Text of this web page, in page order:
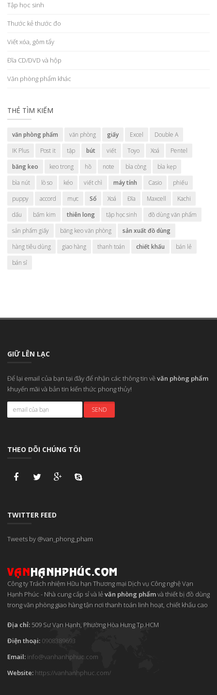
Tập học sinh
Thước kẻ thước đo
Viết xóa, gôm tẩy
Đĩa CD/DVD và hộp
Văn phòng phẩm khác
THẺ TÌM KIẾM
văn phòng phẩm văn phòng giấy Excel
Double A
IK Plus
Post it tập bút viết Toyo Xoá
Pentel
băng keo
keo trong hồ note bìa còng
bìa kẹp
bìa nút
lò so kéo viết chì máy tính Casio
phiếu
puppy
accord mực Sổ Xoá Đĩa Maxcell
Kachi
dấu
bấm kim thiên long tập học sinh
đồ dùng văn phẩm
sản phẩm giấy
băng keo văn phòng
sản xuất đồ dùng
hàng tiêu dùng
giao hàng thanh toán chiết khấu
bán lẻ
bán sỉ
GIỮ LÊN LẠC
Để lại email của bạn tại đây để nhận các thông tin vềvăn phòng phẩm
khuyến mãi và bản tin kiến thức phong thủy!
THEO DÕI CHÚNG TÔI
TWITTER FEED
Tweets by @van_phong_pham
Công ty Trách nhiệm Hữu hạn Thương mại Dịch vụ Công nghệ Vạn
Hạnh Phúc - Nhà cung cấp sỉ và lẻvăn phòng phẩmvà thiết bị đồ dùng
trong văn phòng giao hàng tận nơi thanh toán linh hoạt, chiết khấu cao
Địa chỉ: 509 Sư Vạn Hạnh, Phường Hòa HưngTp.HCM
Điện thoại: 0908389693
Email: info@vanhanhphuc.com
Website: https://vanhanhphuc.com/